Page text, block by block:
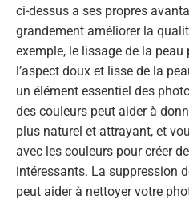
ci-dessus a ses propres
grandement améliorer la
exemple, le lissage de la peau
l’aspect doux et lisse de la
un élément essentiel des
des couleurs peut aider à
plus naturel et attrayant, et
avec les couleurs pour créer
intéressants. La suppression
peut aider à nettoyer votre